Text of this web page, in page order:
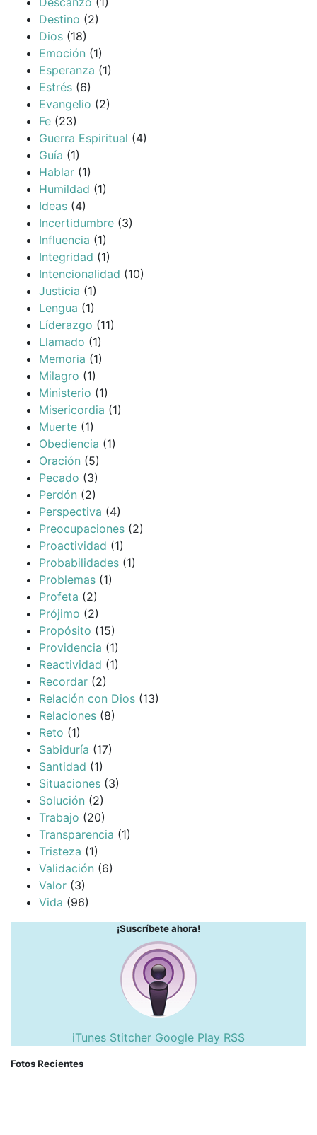
Destino (2)
Dios (18)
Emoción (1)
Esperanza (1)
Estrés (6)
Evangelio (2)
Fe (23)
Guerra Espiritual (4)
Guía (1)
Hablar (1)
Humildad (1)
Ideas (4)
Incertidumbre (3)
Influencia (1)
Integridad (1)
Intencionalidad (10)
Justicia (1)
Lengua (1)
Líderazgo (11)
Llamado (1)
Memoria (1)
Milagro (1)
Ministerio (1)
Misericordia (1)
Muerte (1)
Obediencia (1)
Oración (5)
Pecado (3)
Perdón (2)
Perspectiva (4)
Preocupaciones (2)
Proactividad (1)
Probabilidades (1)
Problemas (1)
Profeta (2)
Prójimo (2)
Propósito (15)
Providencia (1)
Reactividad (1)
Recordar (2)
Relación con Dios (13)
Relaciones (8)
Reto (1)
Sabiduría (17)
Santidad (1)
Situaciones (3)
Solución (2)
Trabajo (20)
Transparencia (1)
Tristeza (1)
Validación (6)
Valor (3)
Vida (96)
¡Suscríbete ahora!
iTunes Stitcher Google Play RSS
Fotos Recientes